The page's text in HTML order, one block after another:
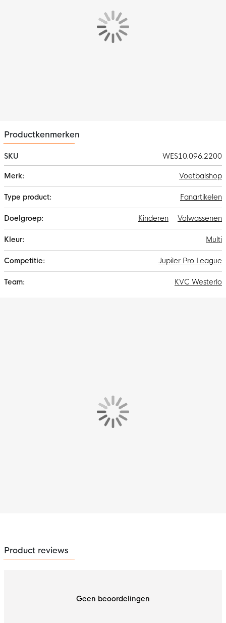
Productkenmerken
SKU
WES10.096.2200
informatie
Voetbalshop
Fanartikelen
Volwassenen
Kinderen
Multi
Jupiler Pro League
KVC Westerlo
Product reviews
Geen beoordelingen